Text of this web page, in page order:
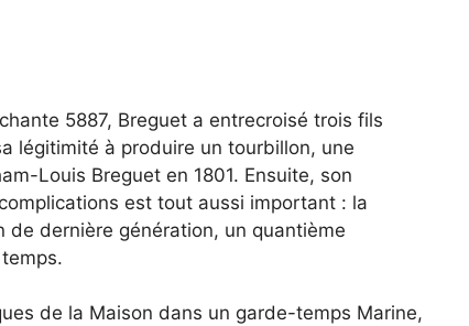
5887, Breguet a entrecroisé trois fils
légitimité à produire un tourbillon, une
Louis Breguet en 1801. Ensuite, son
est tout aussi important : la
de dernière génération, un quantième
de la Maison dans un garde-temps Marine,